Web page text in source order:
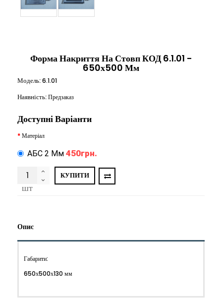
Форма Накриття На Стовп КОД 6.1.01 -
650х500 Мм
Модель:6.1.01
Наявність:Предзаказ
Доступні Варіанти
Матеріал
АБС 2 Мм 450грн.
шт
КУПИТИ
Опис
Габарити:
650х500х130 мм